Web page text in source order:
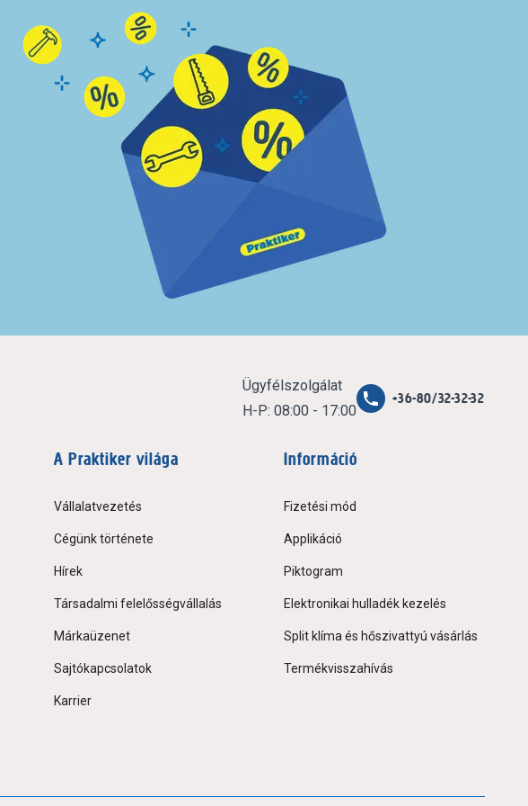
Ügyfélszolgálat
H-P: 08:00 - 17:00
+36-80/32-32-32
A Praktiker világa
Vállalatvezetés
Cégünk története
Hírek
Társadalmi felelősségvállalás
Márkaüzenet
Sajtókapcsolatok
Karrier
Információ
Fizetési mód
Applikáció
Piktogram
Elektronikai hulladék kezelés
Split klíma és hőszivattyú vásárlás
Termékvisszahívás